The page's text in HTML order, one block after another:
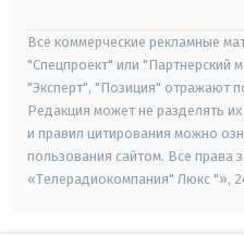
Все коммерческие рекламные
"Спецпроект" или "Партнерский
"Эксперт", "Позиция" отражают
Редакция может не разделять
и правил цитирования можно
пользования сайтом. Все
«Телерадиокомпания" Люкс "»,